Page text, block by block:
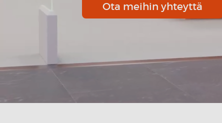
Ota meihin yhteyttä